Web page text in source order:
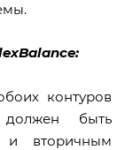
контуров
должен быть
и вторичным